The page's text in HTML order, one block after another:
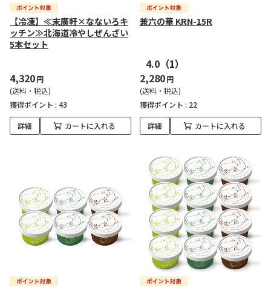
【冷凍】≪末廣軒×なないろキ
ッチン≫北海道冷やしぜんざい
5本セット
4,320円
(送料・税込)
獲得ポイント : 43
詳細 カートに入れる
兼六の華 KRN-15R
4.0 （1）
2,280円
(送料・税込)
獲得ポイント : 22
詳細 カートに入れる